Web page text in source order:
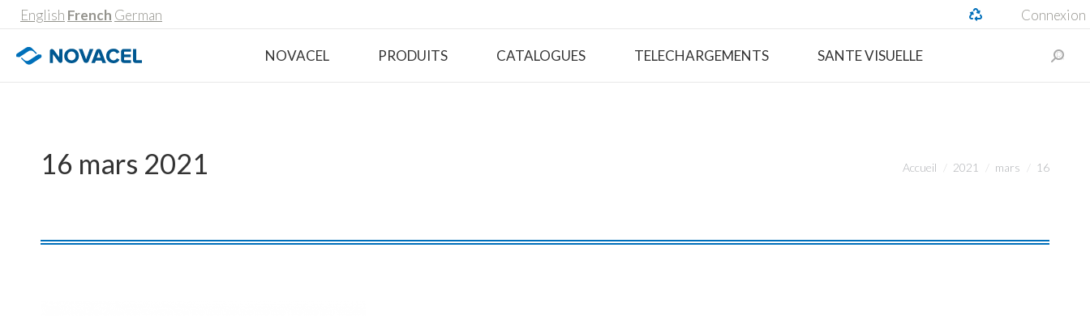
English French German Connexion
NOVACEL PRODUITS CATALOGUES TELECHARGEMENTS SANTE VISUELLE
16 mars 2021 Vous êtes ici :
Accueil 2021 mars 16